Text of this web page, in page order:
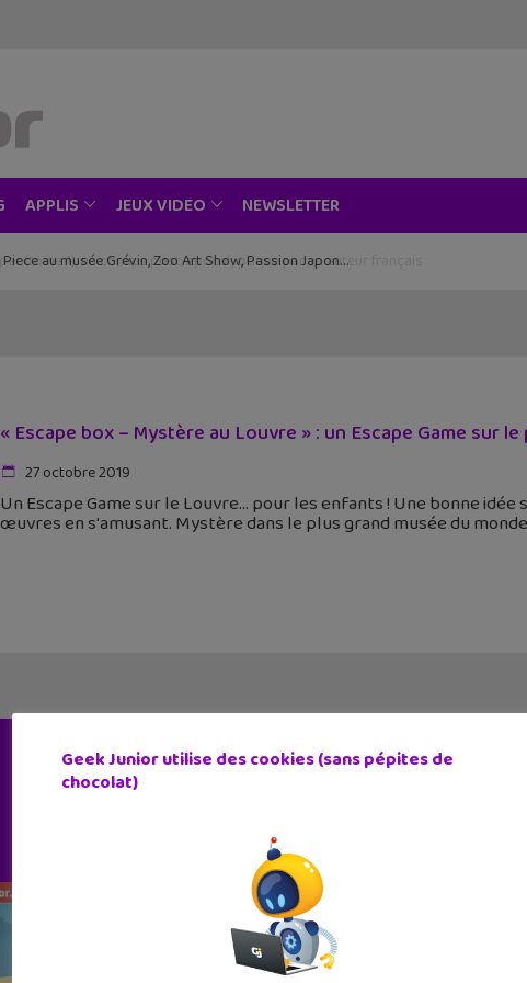
APPLIS JEUX VIDEO NEWSLETTER
au musée Grévin, Zoo Art Show, Passion Japon…
« Escape box – Mystère au Louvre » : un Escape Game sur
27 octobre 2019
Un Escape Game sur le Louvre… pour les enfants ! Une bonne
œuvres en s'amusant. Mystère dans le plus grand musée du monde
Geek Junior utilise des cookies (sans pépites de
chocolat)